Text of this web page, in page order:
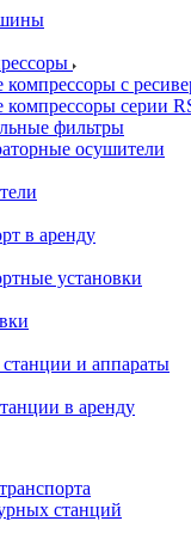
с
серии
фильтры
осушители
в аренду
установки
и аппараты
в аренду
станций